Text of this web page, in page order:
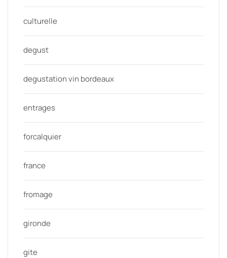
culturelle
degust
degustation vin bordeaux
entrages
forcalquier
france
fromage
gironde
gite